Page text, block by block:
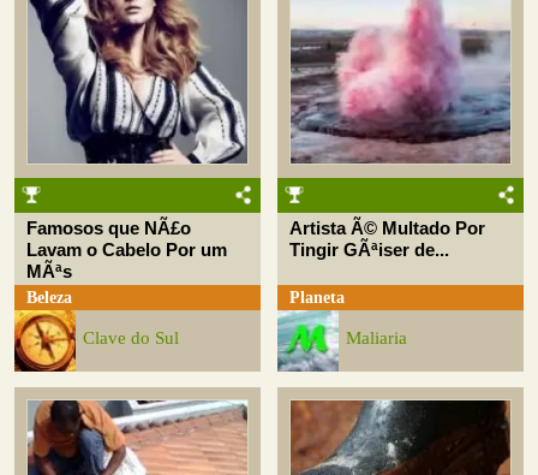
Famosos que NÃ£o
Lavam o Cabelo Por um
MÃªs
Beleza
Clave do Sul
Artista Ã© Multado Por
Tingir GÃªiser de...
Planeta
Maliaria